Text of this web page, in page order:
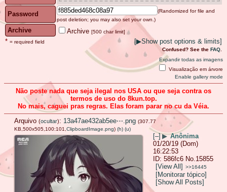
Password
(Randomized for file and
post deletion; you may also set your own.)
Archive Archive [500 char limit]
* = required field [▶Show post options & limits]
Confused? See the FAQ
Expandir todas as imagens
Visualização em árvore
Enable gallery mode
Não poste nada que seja ilegal nos USA ou que seja contra os
termos de uso do 8kun.top.
No mais, caguei pras regras. Elas foram parar no cu da Véia.
Arquivo (ocultar): 13a47ae432ab5ee⋯.png (307.77
KB,500x505,100:101,ClipboardImage.png) (h) (u)
[–]▶ Anônima
01/20/19 (Dom)
16:22:53
586fc6 No.15855
[View All]
>>16445
[Monitorar tópico]
[Show All Posts]